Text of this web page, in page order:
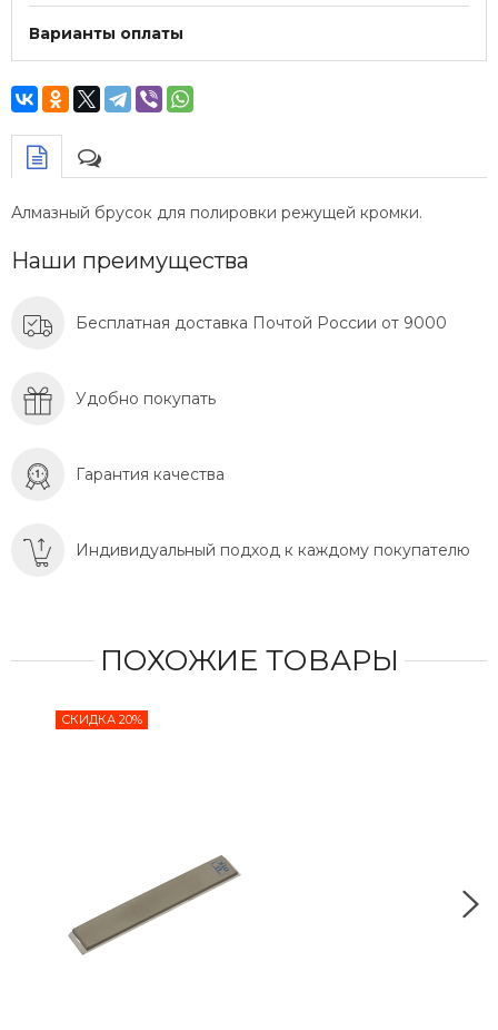
Варианты оплаты
Алмазный брусок для полировки режущей кромки.
Наши преимущества
Бесплатная доставка Почтой России от 9000
Удобно покупать
Гарантия качества
Индивидуальный подход к каждому покупателю
ПОХОЖИЕ ТОВАРЫ
СКИДКА 20%